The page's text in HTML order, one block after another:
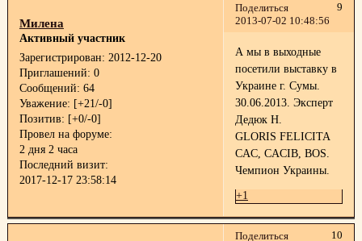
Поделиться
9
2013-07-02 10:48:56
Милена
Активный участник
Зарегистрирован: 2012-12-20
Приглашений: 0
Сообщений: 64
Уважение: [+21/-0]
Позитив: [+0/-0]
Провел на форуме:
2 дня 2 часа
Последний визит:
2017-12-17 23:58:14
А мы в выходные
посетили выставку в
Украине г. Сумы.
30.06.2013. Эксперт
Дедюк Н.
GLORIS FELICITA
CAC, CACIB, BOS.
Чемпион Украины.
+1
Поделиться
10